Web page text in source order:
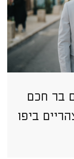
בר חכם
ביפו